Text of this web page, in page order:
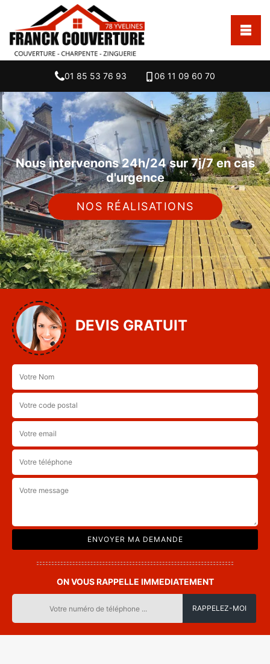
01 85 53 76 93 06 11 09 60 70
Nous intervenons 24h/24 sur 7j/7 en cas
d'urgence
NOS RÉALISATIONS
DEVIS GRATUIT
ON VOUS RAPPELLE IMMEDIATEMENT